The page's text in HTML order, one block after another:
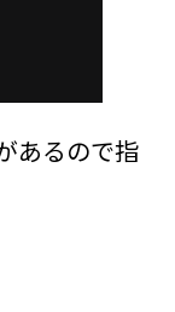
あるので指